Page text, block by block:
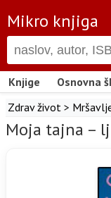
Mikro knjiga
Knjige Osnovna
Zdrav život >
Moja tajna –